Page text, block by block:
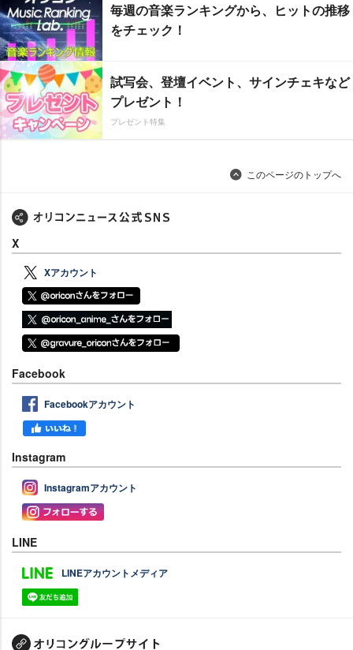
毎週の音楽ランキングから、ヒットの推移
をチェック！
試写会、登壇イベント、サインチェキなど
プレゼント！
プレゼント特集
このページのトップへ
X
Xアカウント
Facebook
Facebookアカウント
Instagram
Instagramアカウント
LINE
LINEアカウントメディア